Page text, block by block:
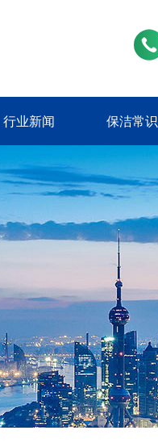
行业新闻 保洁常识